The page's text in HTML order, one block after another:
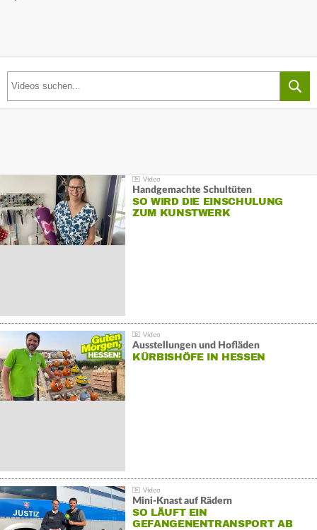
Handgemachte Schultüten
SO WIRD DIE EINSCHULUNG
ZUM KUNSTWERK
Ausstellungen und Hofläden
KÜRBISHÖFE IN HESSEN
Mini-Knast auf Rädern
SO LÄUFT EIN
GEFANGENENTRANSPORT AB